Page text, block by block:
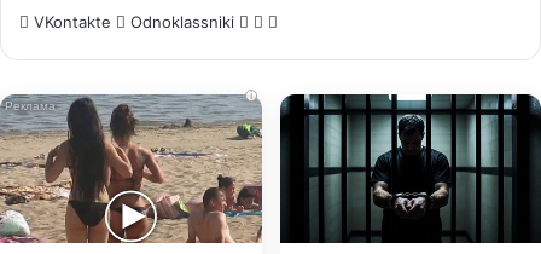
VKontakte Odnoklassniki WhatsApp
Telegram
i